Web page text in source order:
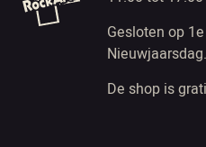
Gesloten op
Nieuwjaarsdag.
De shop is